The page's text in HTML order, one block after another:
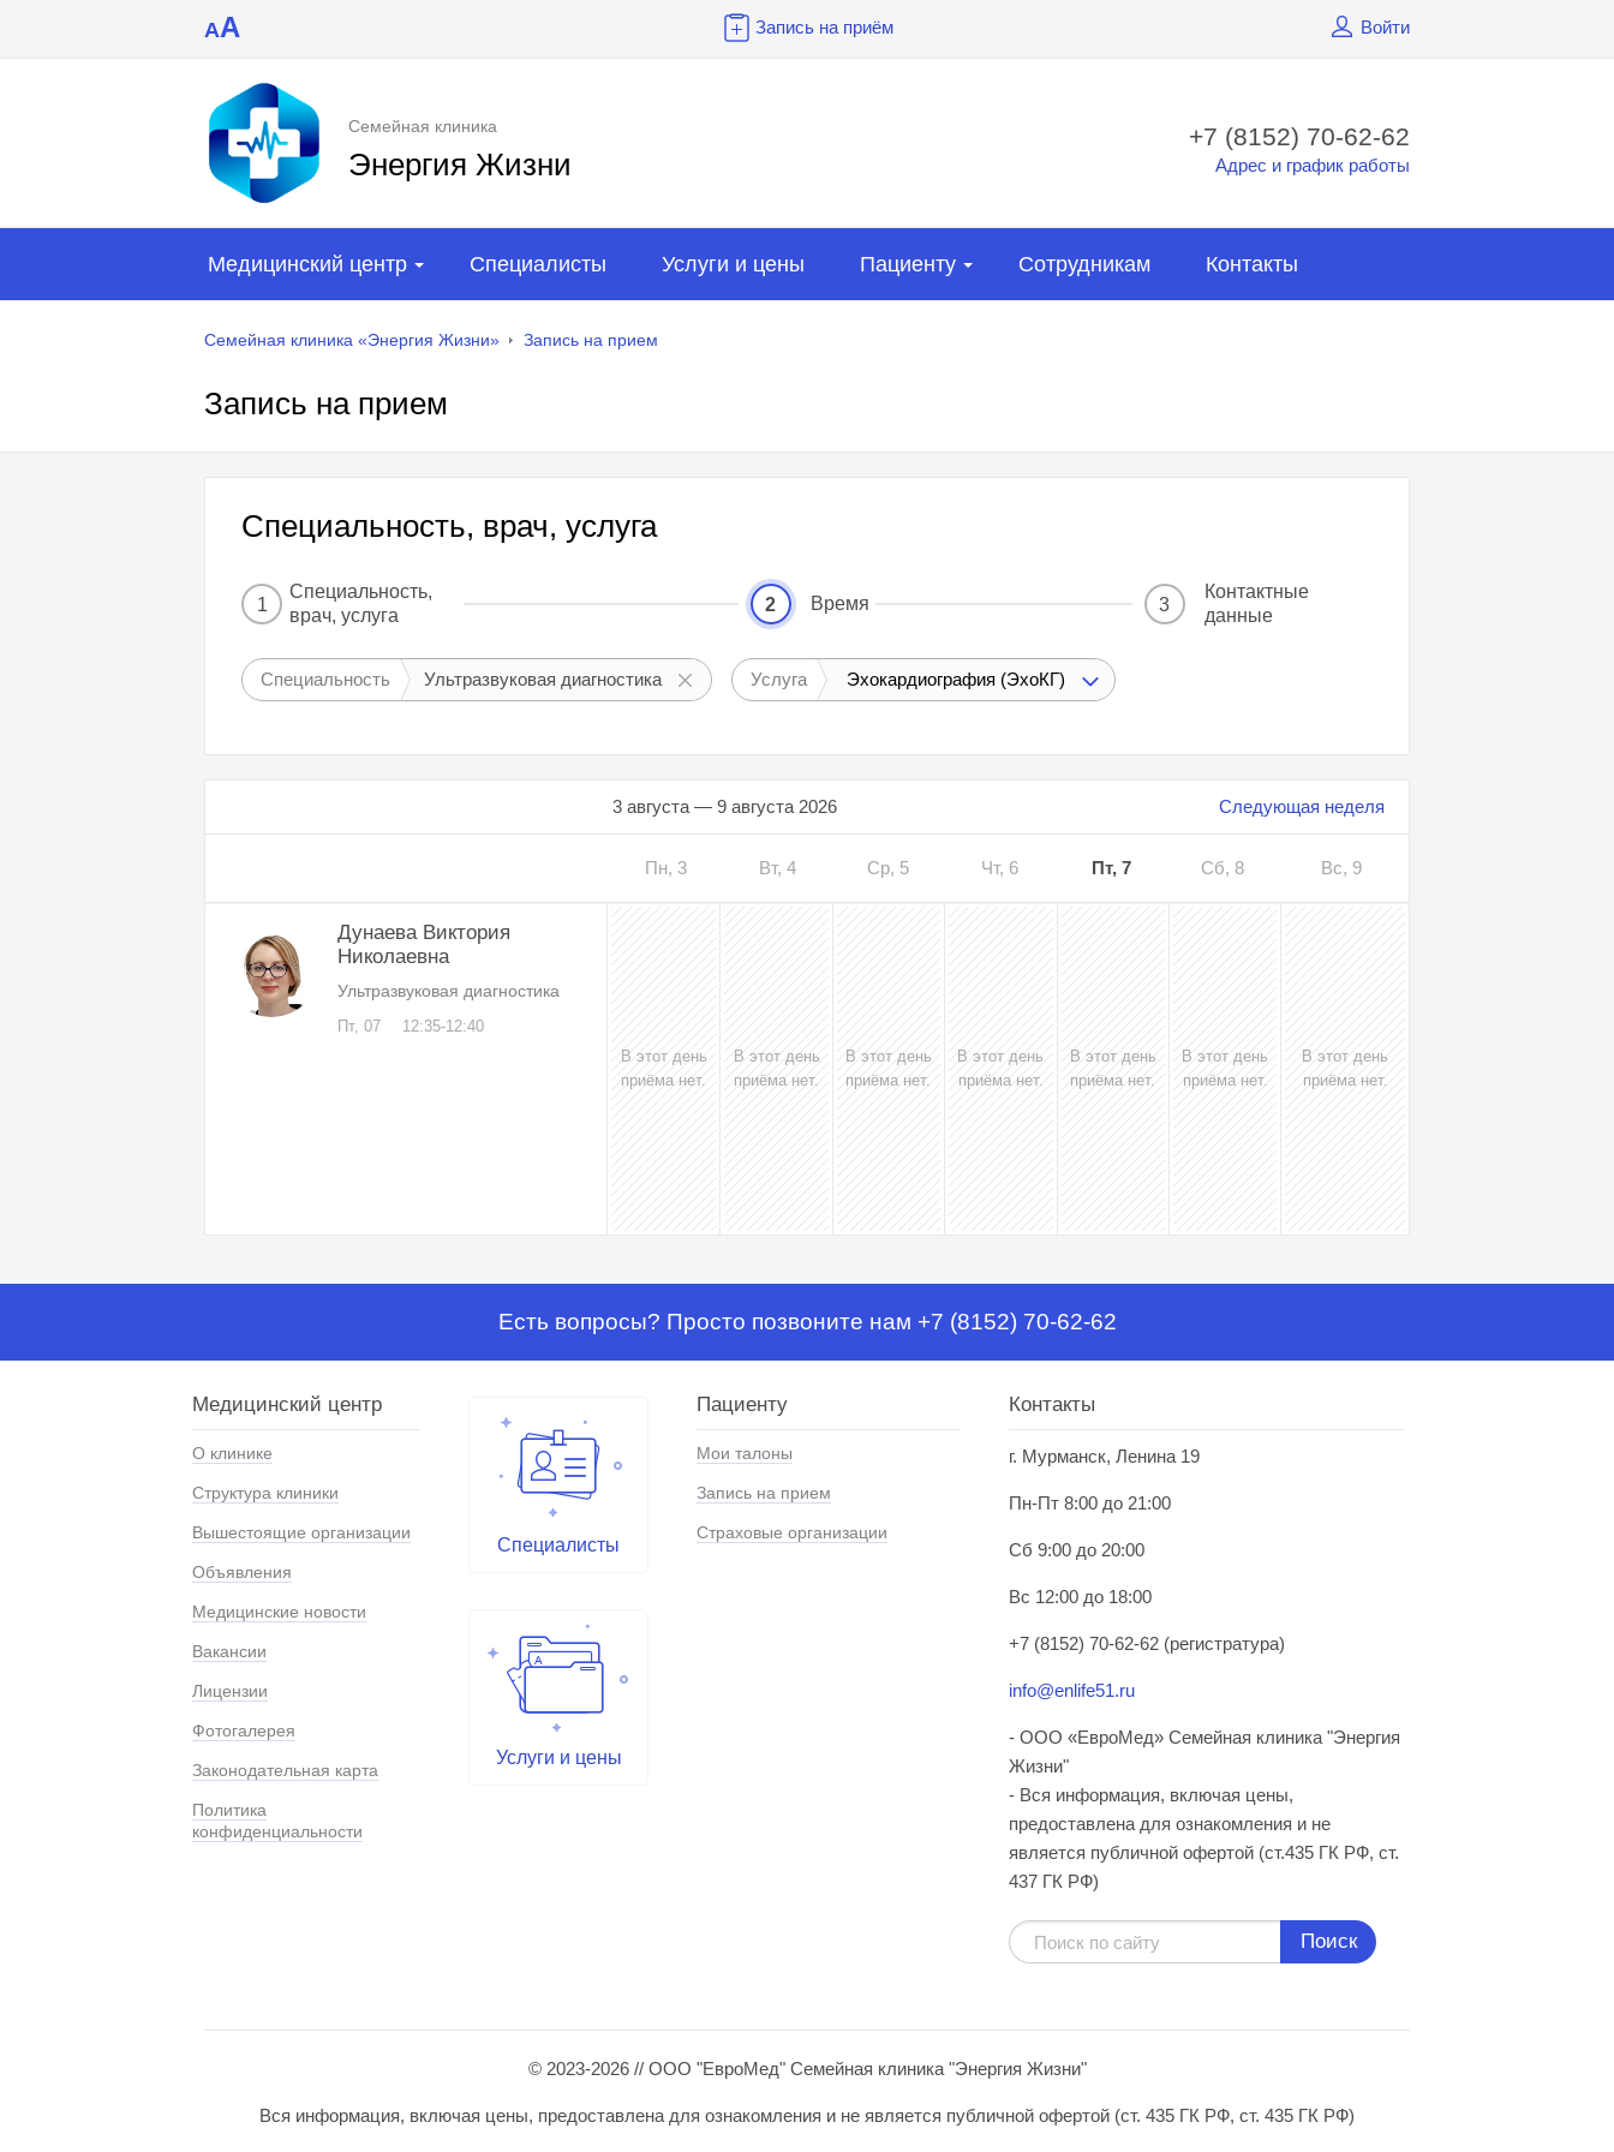
AA Запись на приём Войти
Семейная клиника
Энергия Жизни
+7 (8152) 70-62-62
Адрес и график работы
Медицинский центр Специалисты Услуги и цены Пациенту Сотрудникам Контакты
Семейная клиника «Энергия Жизни» Запись на прием
Запись на прием
Специальность, врач, услуга
1
Специальность,
врач, услуга
2 Время 3
Контактные
данные
Специальность Ультразвуковая диагностика Услуга Эхокардиография (ЭхоКГ)
Следующая неделя
3 августа — 9 августа 2026
Пн, 3 Вт, 4 Ср, 5 Чт, 6 Пт, 7 Сб, 8 Вс, 9
Дунаева Виктория
Николаевна
Ультразвуковая диагностика
Пт, 07
12:35-12:40
В этот день
приёма нет.
В этот день
приёма нет.
В этот день
приёма нет.
В этот день
приёма нет.
В этот день
приёма нет.
В этот день
приёма нет.
В этот день
приёма нет.
Есть вопросы? Просто позвоните нам +7 (8152) 70-62-62
Медицинский центр
О клинике
Структура клиники
Вышестоящие организации
Объявления
Медицинские новости
Вакансии
Лицензии
Фотогалерея
Законодательная карта
Политика
конфиденциальности
Специалисты
Услуги и цены
Пациенту
Мои талоны
Запись на прием
Страховые организации
Контакты
г. Мурманск, Ленина 19
Пн-Пт 8:00 до 21:00
Сб 9:00 до 20:00
Вс 12:00 до 18:00
+7 (8152) 70-62-62 (регистратура)
info@enlife51.ru
- ООО «ЕвроМед» Семейная клиника "Энергия
Жизни"
- Вся информация, включая цены,
предоставлена для ознакомления и не
является публичной офертой (ст.435 ГК РФ, cт.
437 ГК РФ)
Поиск
© 2023-2026 // ООО "ЕвроМед" Семейная клиника "Энергия Жизни"
Вся информация, включая цены, предоставлена для ознакомления и не является публичной офертой (ст. 435 ГК РФ, ст. 435 ГК РФ)